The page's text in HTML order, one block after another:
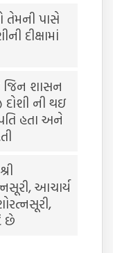
તેમની પાસે
દીક્ષામાં
જિન શાસન
દોશી ની થઇ
હતા અને
આચાર્ય
છે